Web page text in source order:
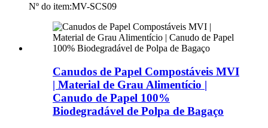
Nº do item:MV-SCS09
Canudos de Papel Compostáveis ​​MVI
| Material de Grau Alimentício |
Canudo de Papel 100%
Biodegradável de Polpa de Bagaço